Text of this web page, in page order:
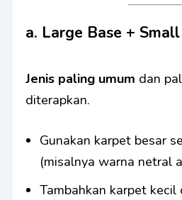
a. Large Base +
Jenis paling umum dan
diterapkan.
Gunakan karpet besar
(misalnya warna netral
Tambahkan karpet